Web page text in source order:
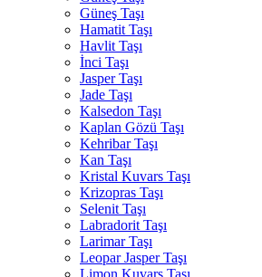
Güneş Taşı
Hamatit Taşı
Havlit Taşı
İnci Taşı
Jasper Taşı
Jade Taşı
Kalsedon Taşı
Kaplan Gözü Taşı
Kehribar Taşı
Kan Taşı
Kristal Kuvars Taşı
Krizopras Taşı
Selenit Taşı
Labradorit Taşı
Larimar Taşı
Leopar Jasper Taşı
Limon Kuvars Taşı